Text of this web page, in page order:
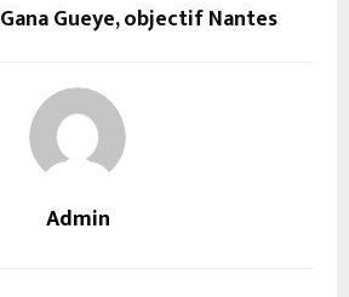
Gueye, objectif Nantes
Admin